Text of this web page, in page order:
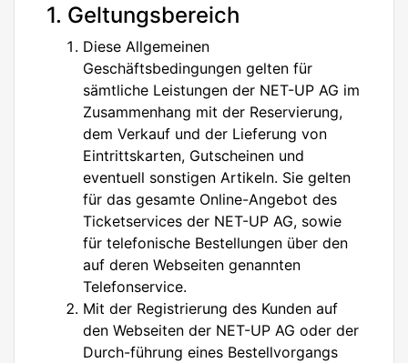
1. Geltungsbereich
Diese Allgemeinen
Geschäftsbedingungen gelten für
sämtliche Leistungen der NET-UP AG im
Zusammenhang mit der Reservierung,
dem Verkauf und der Lieferung von
Eintrittskarten, Gutscheinen und
eventuell sonstigen Artikeln. Sie gelten
für das gesamte Online-Angebot des
Ticketservices der NET-UP AG, sowie
für telefonische Bestellungen über den
auf deren Webseiten genannten
Telefonservice.
Mit der Registrierung des Kunden auf
den Webseiten der NET-UP AG oder der
Durch-führung eines Bestellvorgangs